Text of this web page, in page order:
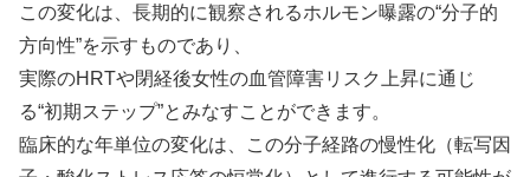
この変化は、長期的に観察されるホルモン曝露の“分子的
方向性”を示すものであり、
実際のHRTや閉経後女性の血管障害リスク上昇に通じ
る“初期ステップ”とみなすことができます。
臨床的な年単位の変化は、この分子経路の慢性化（転写因